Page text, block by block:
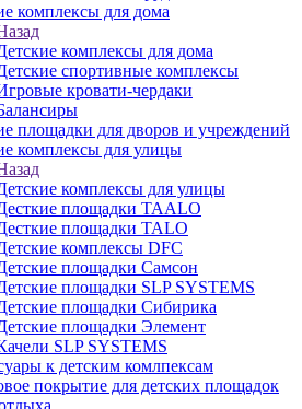
комплексы для дома
комплексы для дома
спортивные комплексы
кровати-чердаки
площадки для дворов и учреждений
комплексы для улицы
комплексы для улицы
площадки TAALO
площадки TALO
комплексы DFC
площадки Самсон
площадки SLP SYSTEMS
площадки Сибирика
площадки Элемент
SLP SYSTEMS
к детским комлпексам
покрытие для детских площадок